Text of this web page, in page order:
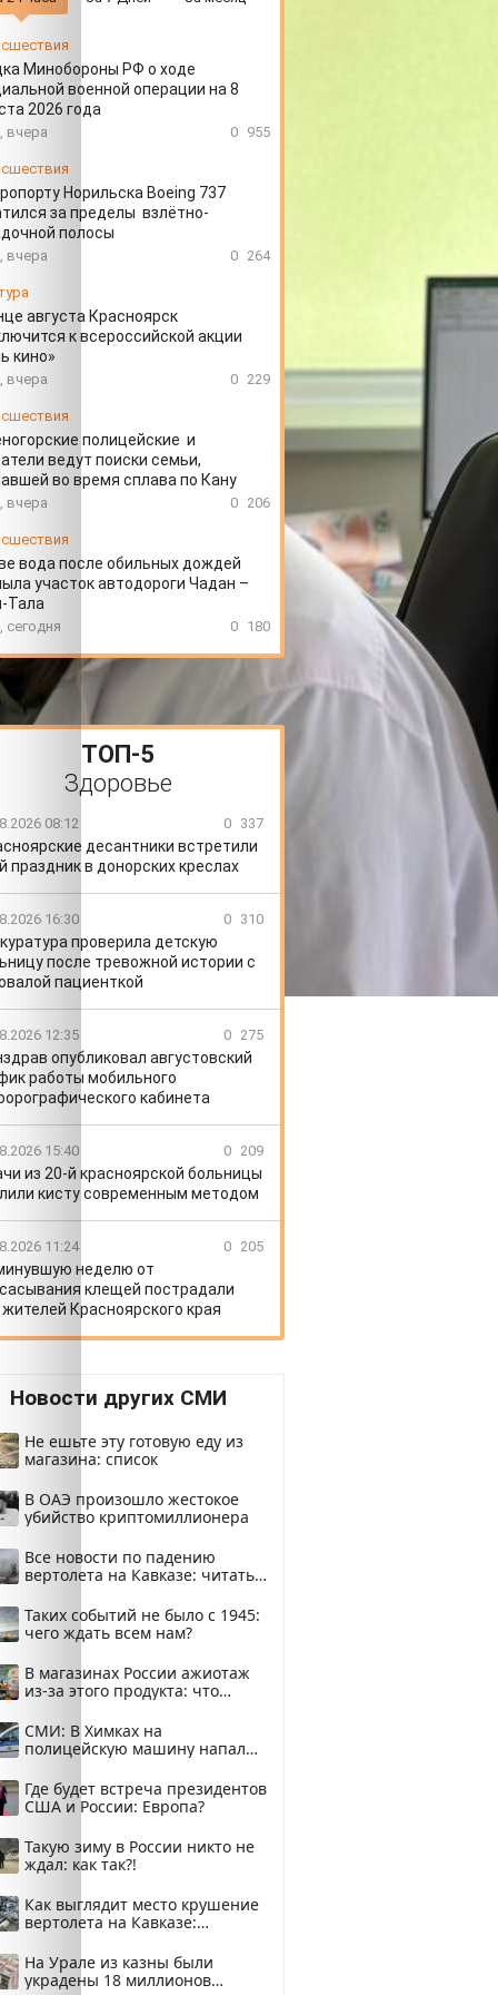
Минобороны РФ о ходе
военной операции на 8
2026 года
вчера 0 955
Норильска Boeing 737
за пределы взлётно-
полосы
вчера 0 264
августа Красноярск
к всероссийской акции
кино»
вчера 0 229
полицейские и
ведут поиски семьи,
во время сплава по Кану
вчера 0 206
вода после обильных дождей
участок автодороги Чадан –
Тала
сегодня 0 180
ТОП-5
Здоровье
08:12 0 337
десантники встретили
праздник в донорских креслах
16:30 0 310
проверила детскую
после тревожной истории с
пациенткой
12:35 0 275
опубликовал августовский
работы мобильного
кабинета
15:40 0 209
из 20-й красноярской больницы
кисту современным методом
11:24 0 205
неделю от
клещей пострадали
жителей Красноярского края
Новости других СМИ
Не ешьте эту готовую еду из
магазина: список
В ОАЭ произошло жестокое
убийство криптомиллионера
Все новости по падению
вертолета на Кавказе: читать
Таких событий не было с 1945:
чего ждать всем нам?
В магазинах России ажиотаж
из-за этого продукта: что
СМИ: В Химках на
полицейскую машину напали
Где будет встреча президентов
США и России: Европа?
Такую зиму в России никто не
ждал: как так?!
Как выглядит место крушение
вертолета на Кавказе:
На Урале из казны были
украдены 18 миллионов